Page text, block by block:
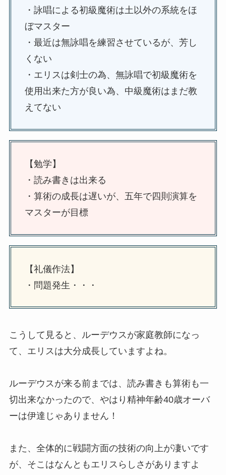
・詠唱による初級魔術は土以外の系統をほ
ぼマスター
・最近は無詠唱を練習させているが、芳し
くない
・エリスは剣士の為、無詠唱で初級魔術を
使用出来た方が良い為、中級魔術はまだ教
えてない
【勉学】
・読み書きは出来る
・算術の成長は遅いが、五年で四則演算を
マスターが目標
【礼儀作法】
・問題発生・・・
こうして見ると、ルーデウスが家庭教師になっ
て、エリスは大分成長していますよね。
ルーデウスが来る前までは、読み書きも算術も一
切出来なかったので、やはり精神年齢40歳オーバ
ーは伊達じゃありません！
また、全体的に戦闘方面の技術の向上が凄いです
が、そこはなんともエリスらしさがありますよ